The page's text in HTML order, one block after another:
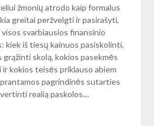
žmonių atrodo kaip formalus
greitai peržvelgti ir pasirašyti,
svarbiausios finansinio
kiek iš tiesų kainuos pasiskolinti,
skolą, kokios pasekmės
kokios teisės priklauso abiem
pagrindinės sutarties
realią paskolos…